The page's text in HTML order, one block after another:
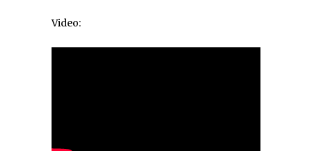
Video: